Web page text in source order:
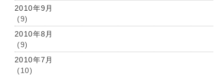
2010年9月
(9)
2010年8月
(9)
2010年7月
(10)